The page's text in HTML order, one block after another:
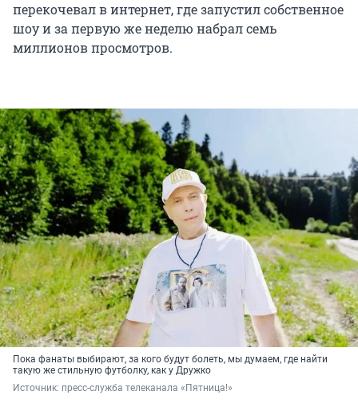
перекочевал в интернет, где запустил собственное
шоу и за первую же неделю набрал семь
миллионов просмотров.
Пока фанаты выбирают, за кого будут болеть, мы думаем, где найти
такую же стильную футболку, как у Дружко
Источник: пресс-служба телеканала «Пятница!»